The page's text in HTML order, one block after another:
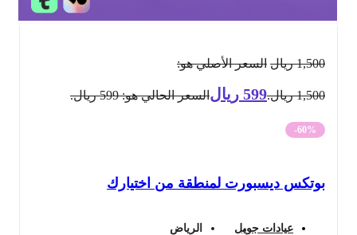
1,500 ريال السعر الأصلي هو:
1,500 ريال. 599 ريالالسعر الحالي هو: 599 ريال.
-60%
بوتكس ديسبورت لمنطقة من اختيارك
عيادات جويل الرياض